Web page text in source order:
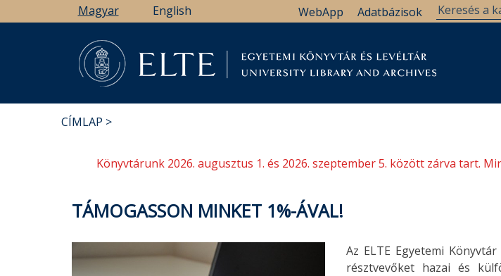
a
Magyar English Adatbázisok
WebApp
CÍMLAP
Könyvtárunk 2026. augusztus 1. és 2026. szeptember 5. között zárva tart.
TÁMOGASSON MINKET 1%-ÁVAL!
Az ELTE Egyetemi
résztvevőket hazai és